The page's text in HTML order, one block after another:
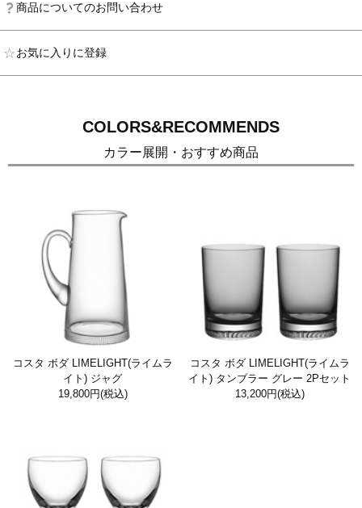
商品についてのお問い合わせ
お気に入りに登録
COLORS&RECOMMENDS
カラー展開・おすすめ商品
コスタ ボダ LIMELIGHT(ライムラ
イト) ジャグ
19,800円(税込)
コスタ ボダ LIMELIGHT(ライムラ
イト) タンブラー グレー 2Pセット
13,200円(税込)